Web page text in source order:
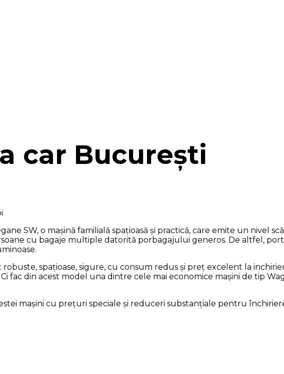
car București
SW, o mașină familială spațioasă și practică, care emite un nivel
cu bagaje multiple datorită porbagajului generos. De altfel,
spațioase, sigure, cu consum redus și preț excelent la
fac din acest model una dintre cele mai economice mașini de tip
mașini cu prețuri speciale și reduceri substanțiale pentru